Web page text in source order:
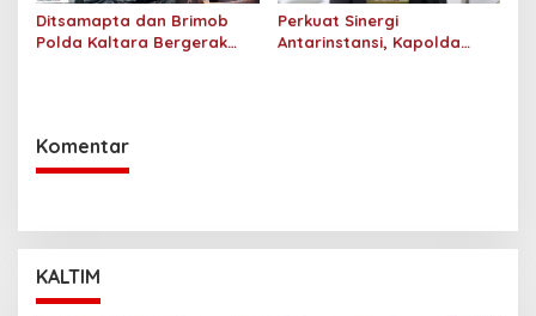
Ditsamapta dan Brimob
Polda Kaltara Bergerak
Perkuat Sinergi
Antarinstansi, Kapolda
Komentar
KALTIM